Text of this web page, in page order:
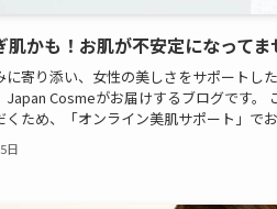
肌かも！お肌が不安定になってま
に寄り添い、女性の美しさをサポートし
Japan Cosmeがお届けするブログです
くため、「オンライン美肌サポート」で
日